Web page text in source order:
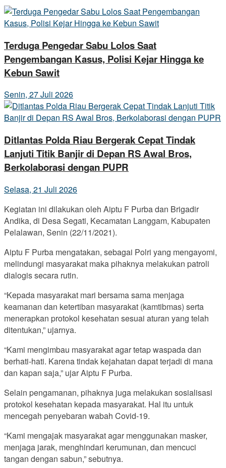
Terduga Pengedar Sabu Lolos Saat
Pengembangan Kasus, Polisi Kejar Hingga ke
Kebun Sawit
Senin, 27 Juli 2026
Ditlantas Polda Riau Bergerak Cepat Tindak
Lanjuti Titik Banjir di Depan RS Awal Bros,
Berkolaborasi dengan PUPR
Selasa, 21 Juli 2026
Kegiatan ini dilakukan oleh Aiptu F Purba dan Brigadir
Andika, di Desa Segati, Kecamatan Langgam, Kabupaten
Pelalawan, Senin (22/11/2021).
Aiptu F Purba mengatakan, sebagai Polri yang mengayomi,
melindungi masyarakat maka pihaknya melakukan patroli
dialogis secara rutin.
“Kepada masyarakat mari bersama sama menjaga
keamanan dan ketertiban masyarakat (kamtibmas) serta
menerapkan protokol kesehatan sesuai aturan yang telah
ditentukan,” ujarnya.
“Kami mengimbau masyarakat agar tetap waspada dan
berhati-hati. Karena tindak kejahatan dapat terjadi di mana
dan kapan saja,” ujar Aiptu F Purba.
Selain pengamanan, pihaknya juga melakukan sosialisasi
protokol kesehatan kepada masyarakat. Hal itu untuk
mencegah penyebaran wabah Covid-19.
“Kami mengajak masyarakat agar menggunakan masker,
menjaga jarak, menghindari kerumunan, dan mencuci
tangan dengan sabun,” sebutnya.